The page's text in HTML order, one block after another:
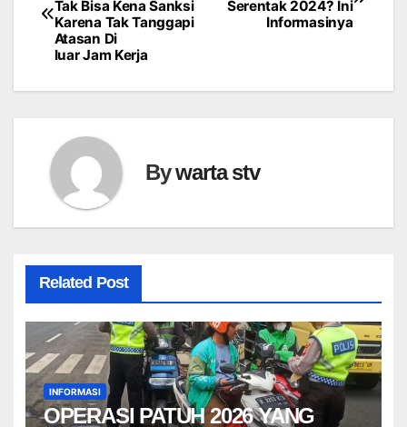
pos
Serentak 2024? Ini
Informasinya
Tak Bisa Kena Sanksi
Karena Tak Tanggapi
Atasan Di
luar Jam Kerja
Bywarta stv
Related Post
INFORMASI
OPERASI PATUH 2026 YANG